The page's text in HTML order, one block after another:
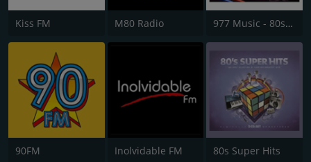
Kiss FM M80 Radio 977 Music - 80s 90s Super Pop Hits
90FM Inolvidable FM 80s Super Hits